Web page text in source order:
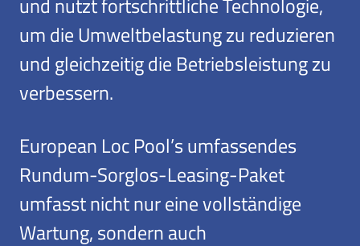
um die Umweltbelastung zu reduzieren
und gleichzeitig die Betriebsleistung zu
verbessern.
European Loc Pool’s umfassendes
Rundum-Sorglos-Leasing-Paket
umfasst nicht nur eine vollständige
Wartung, sondern auch